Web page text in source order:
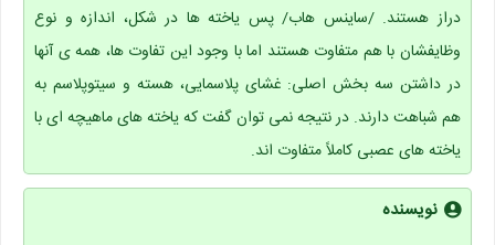
دراز هستند. /ساینس هاب/ پس یاخته ها در شکل، اندازه و نوع
وظایفشان با هم متفاوت هستند اما با وجود این تفاوت ها، همه ی آنها
در داشتن سه بخش اصلی: غشای پلاسمایی، هسته و سیتوپلاسم به
هم شباهت دارند. در نتیجه نمی توان گفت که یاخته های ماهیچه ای با
یاخته های عصبی کاملاً متفاوت اند.
نویسنده